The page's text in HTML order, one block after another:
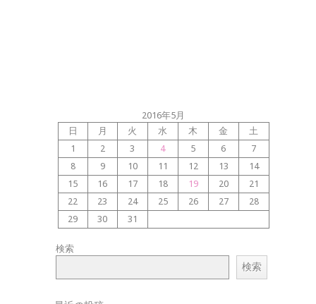
2016年5月
日
月 火 水 木 金
土
1
2 3 4 5 6
7
8
9 10 11 12 13
14
15
16 17 18 19 20
21
22
23 24 25 26 27
28
29
30 31
検索
検索